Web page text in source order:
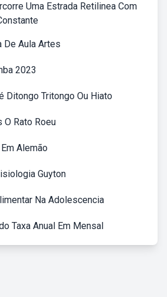
Uma Estrada Retilinea Com
De Aula Artes
2023
Ditongo Tritongo Ou Hiato
O Rato Roeu
Alemão
Guyton
Na Adolescencia
Taxa Anual Em Mensal